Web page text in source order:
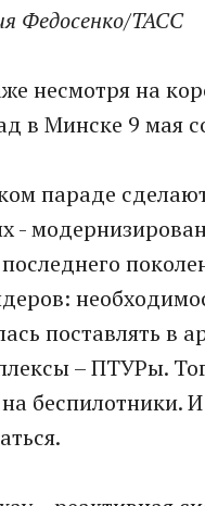
Федосенко/ТАСС
несмотря на
в Минске 9 мая
параде
-
поставлять
– ПТУРы.
беспилотники.